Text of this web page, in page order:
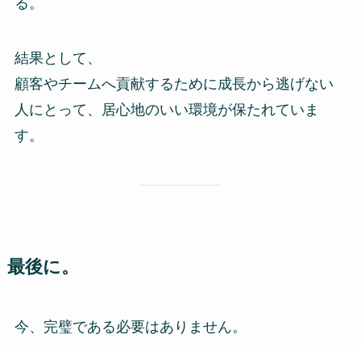
る。
結果として、
顧客やチームへ貢献するために成長から逃げない
人にとって、居心地のいい環境が保たれていま
す。
最後に。
今、完璧である必要はありません。